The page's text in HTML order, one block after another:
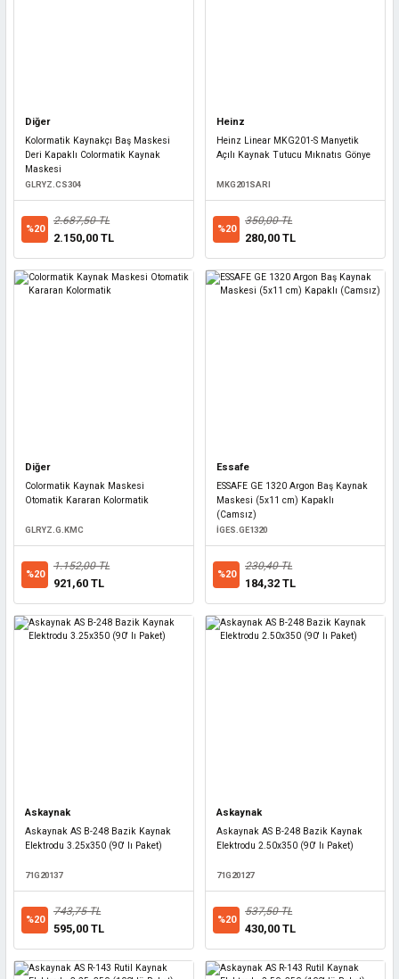
Diğer
Kolormatik Kaynakçı Baş Maskesi
Deri Kapaklı Colormatik Kaynak
Maskesi
GLRYZ.CS304
%20
2.687,50 TL
2.150,00 TL
Heinz
Heinz Linear MKG201-S Manyetik
Açılı Kaynak Tutucu Mıknatıs Gönye
MKG201SARI
%20
350,00 TL
280,00 TL
Diğer
Colormatik Kaynak Maskesi
Otomatik Kararan Kolormatik
GLRYZ.G.KMC
%20
1.152,00 TL
921,60 TL
Essafe
ESSAFE GE 1320 Argon Baş Kaynak
Maskesi (5x11 cm) Kapaklı
(Camsız)
İGES.GE1320
%20
230,40 TL
184,32 TL
Askaynak
Askaynak AS B-248 Bazik Kaynak
Elektrodu 3.25x350 (90' lı Paket)
71G20137
%20
743,75 TL
595,00 TL
Askaynak
Askaynak AS B-248 Bazik Kaynak
Elektrodu 2.50x350 (90' lı Paket)
71G20127
%20
537,50 TL
430,00 TL